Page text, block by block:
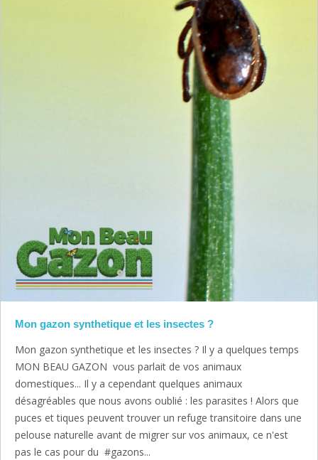
Mon gazon synthetique et les insectes ?
Mon gazon synthetique et les insectes ? Il y a quelques temps
MON BEAU GAZON vous parlait de vos animaux
domestiques... Il y a cependant quelques animaux
désagréables que nous avons oublié : les parasites ! Alors que
puces et tiques peuvent trouver un refuge transitoire dans une
pelouse naturelle avant de migrer sur vos animaux, ce n'est
pas le cas pour du #gazons...